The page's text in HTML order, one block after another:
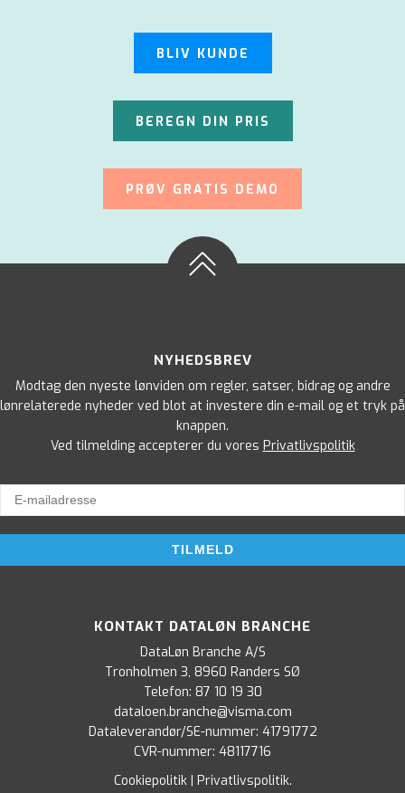
BLIV KUNDE
BEREGN DIN PRIS
PRØV GRATIS DEMO
NYHEDSBREV
Modtag den nyeste lønviden om regler, satser, bidrag og andre
lønrelaterede nyheder ved blot at investere din e-mail og et tryk på
knappen.
Ved tilmelding accepterer du vores Privatlivspolitik
KONTAKT DATALØN BRANCHE
DataLøn Branche A/S
Tronholmen 3, 8960 Randers SØ
Telefon: 87 10 19 30
dataloen.branche@visma.com
Dataleverandør/SE-nummer: 41791772
CVR-nummer: 48117716
Cookiepolitik| Privatlivspolitik.